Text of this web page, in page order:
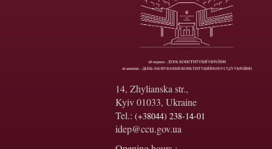
14, Zhylianska str.,
Kyiv 01033, Ukraine
Tel.: (+38044) 238-14-01
idep@ccu.gov.ua